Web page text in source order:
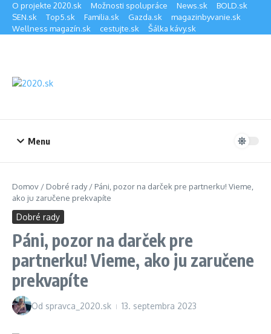
Preskočiť na obsah
O projekte 2020.sk Možnosti spolupráce News.sk
BOLD.sk
SEN.sk
Top5.sk Familia.sk Gazda.sk
magazinbyvanie.sk
Wellness magazín.sk
cestujte.sk Šálka kávy.sk
Menu
Domov / Dobré rady/ Páni, pozor na darček pre partnerku! Vieme,
ako ju zaručene prekvapíte
Dobré rady
Páni, pozor na darček pre
partnerku! Vieme, ako ju zaručene
prekvapíte
Od spravca_2020.sk 13. septembra 2023